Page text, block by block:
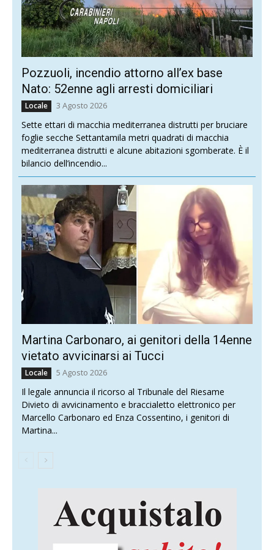
Pozzuoli, incendio attorno all’ex base
Nato: 52enne agli arresti domiciliari
Locale 3 Agosto 2026
Sette ettari di macchia mediterranea distrutti per bruciare
foglie secche Settantamila metri quadrati di macchia
mediterranea distrutti e alcune abitazioni sgomberate. È il
bilancio dell’incendio...
Martina Carbonaro, ai genitori della 14enne
vietato avvicinarsi ai Tucci
Locale 5 Agosto 2026
Il legale annuncia il ricorso al Tribunale del Riesame
Divieto di avvicinamento e braccialetto elettronico per
Marcello Carbonaro ed Enza Cossentino, i genitori di
Martina...